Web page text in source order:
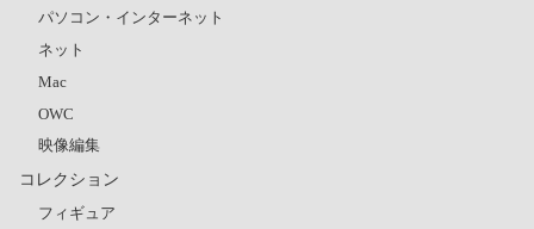
パソコン・インターネット
ネット
Mac
OWC
映像編集
コレクション
フィギュア